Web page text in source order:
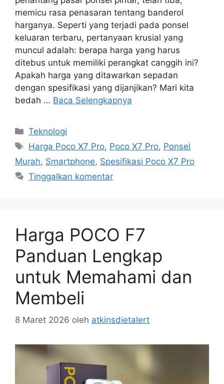
memicu rasa penasaran tentang banderol
harganya. Seperti yang terjadi pada ponsel
keluaran terbaru, pertanyaan krusial yang
muncul adalah: berapa harga yang harus
ditebus untuk memiliki perangkat canggih ini?
Apakah harga yang ditawarkan sepadan
dengan spesifikasi yang dijanjikan? Mari kita
bedah … Baca Selengkapnya
Kategori
Teknologi
Tag
Harga Poco X7 Pro, Poco X7 Pro, Ponsel
Murah, Smartphone, Spesifikasi Poco X7 Pro
Tinggalkan komentar
Harga POCO F7
Panduan Lengkap
untuk Memahami dan
Membeli
8 Maret 2026 oleh atkinsdietalert